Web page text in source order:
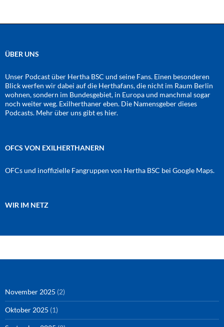
ÜBER UNS
Unser Podcast über Hertha BSC und seine Fans. Einen besonderen
Blick werfen wir dabei auf die Herthafans, die nicht im Raum Berlin
wohnen, sondern im Bundesgebiet, in Europa und manchmal sogar
noch weiter weg. Exilherthaner eben. Die Namensgeber dieses
Podcasts. Mehr über uns gibt es hier.
OFCS VON EXILHERTHANERN
OFCs und inoffizielle Fangruppen von Hertha BSC bei Google Maps.
WIR IM NETZ
November 2025 (2)
Oktober 2025 (1)